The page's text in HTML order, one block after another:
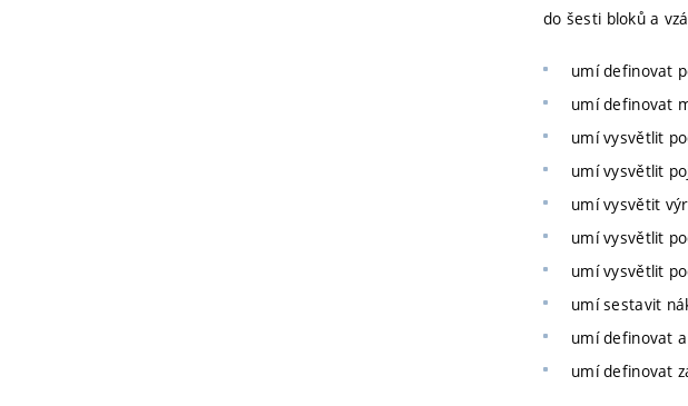
do šesti bloků a
umí definovat
umí definovat
umí vysvětlit
umí vysvětlit
umí vysvětit
umí vysvětlit
umí vysvětlit
umí sestavit
umí definovat
umí definovat